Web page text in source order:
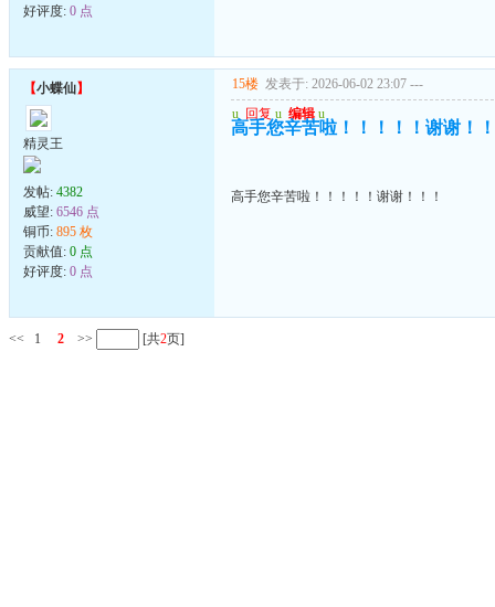
好评度: 0 点
【小蝶仙】
精灵王
发帖: 4382
威望: 6546 点
铜币: 895 枚
贡献值: 0 点
好评度: 0 点
15楼 发表于: 2026-06-02 23:07 ---
u 回复 u 编辑 u
高手您辛苦啦！！！！！谢谢！
高手您辛苦啦！！！！！谢谢！！！
<< 1 2 >> [共2页]